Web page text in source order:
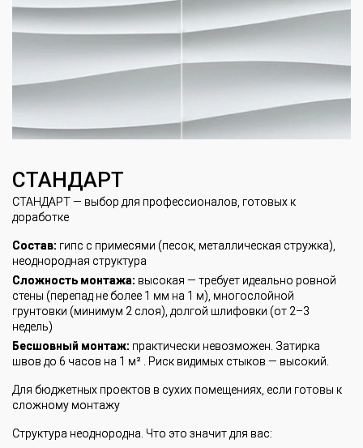
СТАНДАРТ
СТАНДАРТ — выбор для профессионалов, готовых к
доработке
Состав: гипс с примесями (песок, металлическая стружка),
неоднородная структура
Сложность монтажа: высокая — требует идеально ровной
стены (перепад не более 1 мм на 1 м), многослойной
грунтовки (минимум 2 слоя), долгой шлифовки (от 2–3
недель)
Бесшовный монтаж: практически невозможен. Затирка
швов до 6 часов на 1 м² . Риск видимых стыков — высокий.
Для бюджетных проектов в сухих помещениях, если готовы к
сложному монтажу
Структура неоднородна. Что это значит для вас: